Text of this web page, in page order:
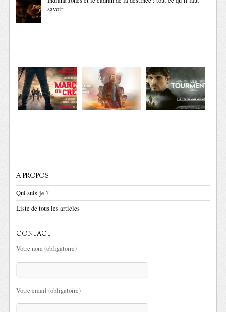
savoir
A PROPOS
Qui suis-je ?
Liste de tous les articles
CONTACT
Votre nom (obligatoire)
Votre email (obligatoire)